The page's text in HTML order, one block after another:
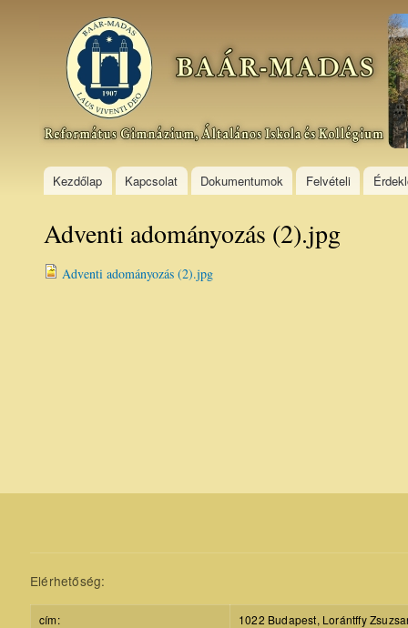
Baár–
Madas
Református
Gimnázium,
Általános
Kollégium
Kezdőlap Kapcsolat Dokumentumok Felvételi
Adventi adományozás (2).jpg
Adventi adományozás (2).jpg
Elérhetőség:
cím:
1022 Budapest, Lorántffy